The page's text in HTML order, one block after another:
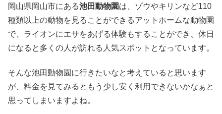
岡山県岡山市にある池田動物園は、ゾウやキリンなど110
種類以上の動物を見ることができるアットホームな動物園
で、ライオンにエサをあげる体験もすることができ、休日
になると多くの人が訪れる人気スポットとなっています。
そんな池田動物園に行きたいなと考えていると思います
が、料金を見てみるともう少し安く利用できないかなぁと
思ってしまいますよね。